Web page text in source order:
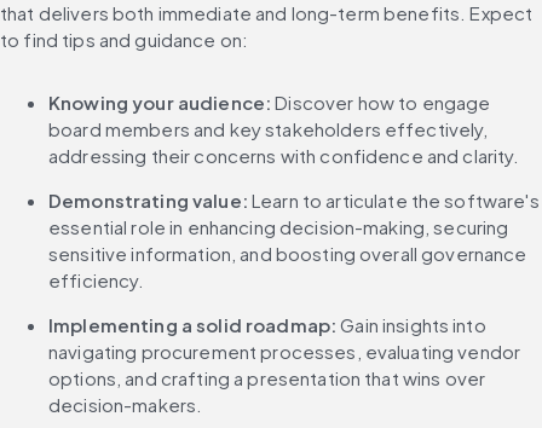
that delivers both immediate and long-term benefits. Expect
to find tips and guidance on:
Knowing your audience: Discover how to engage
board members and key stakeholders effectively,
addressing their concerns with confidence and clarity.
Demonstrating value: Learn to articulate the software's
essential role in enhancing decision-making, securing
sensitive information, and boosting overall governance
efficiency.
Implementing a solid roadmap: Gain insights into
navigating procurement processes, evaluating vendor
options, and crafting a presentation that wins over
decision-makers.